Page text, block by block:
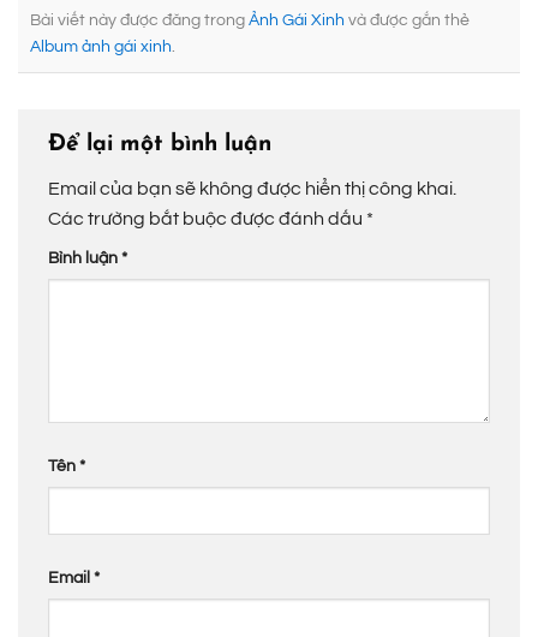
Bài viết này được đăng trong Ảnh Gái Xinh và được gắn thẻ
Album ảnh gái xinh
Để lại một bình luận
Email của bạn sẽ không được hiển thị công khai.
Các trường bắt buộc được đánh dấu *
Bình luận *
Tên *
Email *